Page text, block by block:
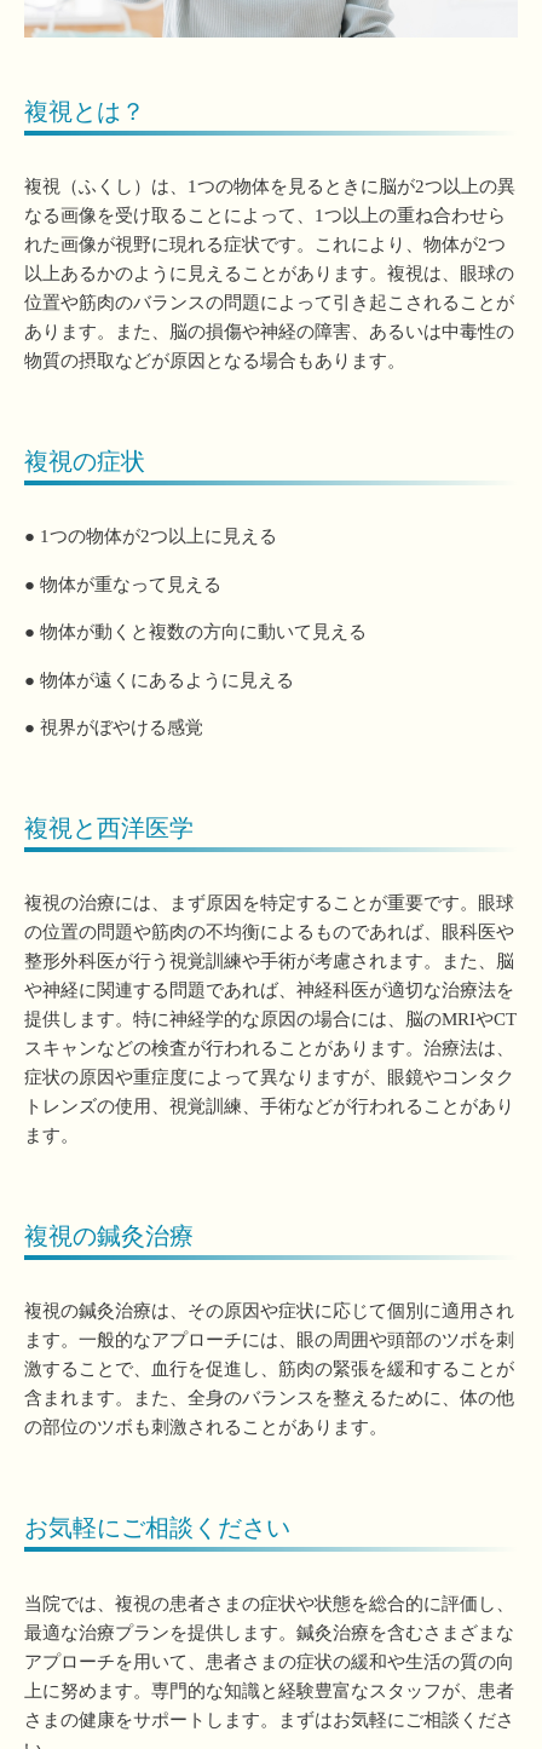
複視とは？
複視（ふくし）は、1つの物体を見るときに脳が2つ以上の異
なる画像を受け取ることによって、1つ以上の重ね合わせら
れた画像が視野に現れる症状です。これにより、物体が2つ
以上あるかのように見えることがあります。複視は、眼球の
位置や筋肉のバランスの問題によって引き起こされることが
あります。また、脳の損傷や神経の障害、あるいは中毒性の
物質の摂取などが原因となる場合もあります。
複視の症状
● 1つの物体が2つ以上に見える
● 物体が重なって見える
● 物体が動くと複数の方向に動いて見える
● 物体が遠くにあるように見える
● 視界がぼやける感覚
複視と西洋医学
複視の治療には、まず原因を特定することが重要です。眼球
の位置の問題や筋肉の不均衡によるものであれば、眼科医や
整形外科医が行う視覚訓練や手術が考慮されます。また、脳
や神経に関連する問題であれば、神経科医が適切な治療法を
提供します。特に神経学的な原因の場合には、脳のMRIやCT
スキャンなどの検査が行われることがあります。治療法は、
症状の原因や重症度によって異なりますが、眼鏡やコンタク
トレンズの使用、視覚訓練、手術などが行われることがあり
ます。
複視の鍼灸治療
複視の鍼灸治療は、その原因や症状に応じて個別に適用され
ます。一般的なアプローチには、眼の周囲や頭部のツボを刺
激することで、血行を促進し、筋肉の緊張を緩和することが
含まれます。また、全身のバランスを整えるために、体の他
の部位のツボも刺激されることがあります。
お気軽にご相談ください
当院では、複視の患者さまの症状や状態を総合的に評価し、
最適な治療プランを提供します。鍼灸治療を含むさまざまな
アプローチを用いて、患者さまの症状の緩和や生活の質の向
上に努めます。専門的な知識と経験豊富なスタッフが、患者
さまの健康をサポートします。まずはお気軽にご相談くださ